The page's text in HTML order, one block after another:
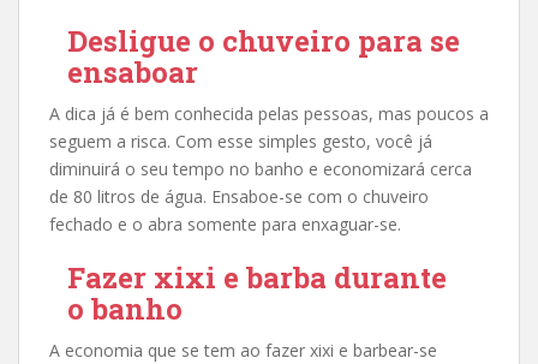
Desligue o chuveiro para se
ensaboar
A dica já é bem conhecida pelas pessoas, mas poucos a
seguem a risca. Com esse simples gesto, você já
diminuirá o seu tempo no banho e economizará cerca
de 80 litros de água. Ensaboe-se com o chuveiro
fechado e o abra somente para enxaguar-se.
Fazer xixi e barba durante
o banho
A economia que se tem ao fazer xixi e barbear-se